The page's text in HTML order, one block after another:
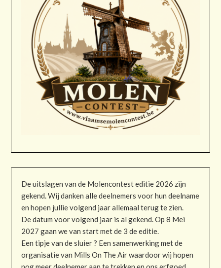
De uitslagen van de Molencontest editie 2026 zijn
gekend. Wij danken alle deelnemers voor hun deelname
en hopen jullie volgend jaar allemaal terug te zien.
De datum voor volgend jaar is al gekend. Op 8 Mei
2027 gaan we van start met de 3 de editie.
Een tipje van de sluier ? Een samenwerking met de
organisatie van Mills On The Air waardoor wij hopen